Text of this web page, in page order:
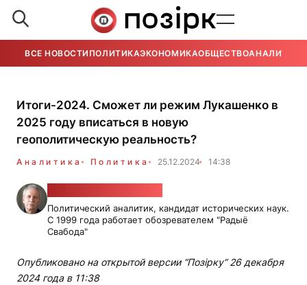
ВСЕ НОВОСТИ ПОЛИТИКАЭКОНОМИКАОБЩЕСТВОАНАЛИТИКА
Итоги-2024. Сможет ли режим Лукашенко в
2025 году вписаться в новую
геополитическую реальность?
Аналитика Политика 25.12.2024 14:38
Политический аналитик, кандидат исторических наук.
С 1999 года работает обозревателем "Радыё
Свабода"
Опубликовано на открытой версии “Позірку“ 26 декабря
2024 года в 11:38